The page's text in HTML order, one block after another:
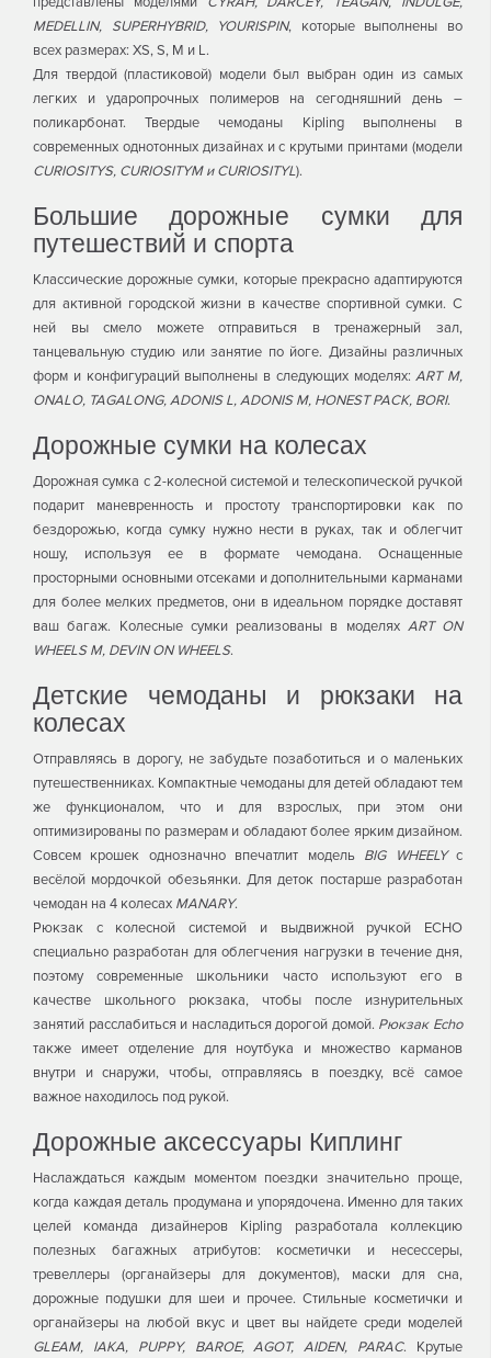
MEDELLIN, SUPERHYBRID, YOURISPIN, которые выполнены во
всех размерах: XS, S, M и L.
Для твердой (пластиковой) модели был выбран один из самых
легких и ударопрочных полимеров на сегодняшний день –
поликарбонат. Твердые чемоданы Kipling выполнены в
современных однотонных дизайнах и с крутыми принтами (модели
CURIOSITYS, CURIOSITYM и CURIOSITYL).
Большие дорожные сумки для
путешествий и спорта
Классические дорожные сумки, которые прекрасно адаптируются
для активной городской жизни в качестве спортивной сумки. С
ней вы смело можете отправиться в тренажерный зал,
танцевальную студию или занятие по йоге. Дизайны различных
форм и конфигураций выполнены в следующих моделях:ART M,
ONALO, TAGALONG, ADONIS L, ADONIS M, HONEST PACK, BORI.
Дорожные сумки на колесах
Дорожная сумка с 2-колесной системой и телескопической ручкой
подарит маневренность и простоту транспортировки как по
бездорожью, когда сумку нужно нести в руках, так и облегчит
ношу, используя ее в формате чемодана. Оснащенные
просторными основными отсеками и дополнительными карманами
для более мелких предметов, они в идеальном порядке доставят
ваш багаж. Колесные сумки реализованы в моделях ART ON
WHEELS M, DEVIN ON WHEELS.
Детские чемоданы и рюкзаки на
колесах
Отправляясь в дорогу, не забудьте позаботиться и о маленьких
путешественниках. Компактные чемоданы для детей обладают тем
же функционалом, что и для взрослых, при этом они
оптимизированы по размерам и обладают более ярким дизайном.
Совсем крошек однозначно впечатлит модель BIG WHEELYс
весёлой мордочкой обезьянки. Для деток постарше разработан
чемодан на 4 колесах MANARY.
Рюкзак с колесной системой и выдвижной ручкой ECHO
специально разработан для облегчения нагрузки в течение дня,
поэтому современные школьники часто используют его в
качестве школьного рюкзака, чтобы после изнурительных
занятий расслабиться и насладиться дорогой домой. Рюкзак Echo
также имеет отделение для ноутбука и множество карманов
внутри и снаружи, чтобы, отправляясь в поездку, всё самое
важное находилось под рукой.
Дорожные аксессуары Киплинг
Наслаждаться каждым моментом поездки значительно проще,
когда каждая деталь продумана и упорядочена. Именно для таких
целей команда дизайнеров Kipling разработала коллекцию
полезных багажных атрибутов: косметички и несессеры,
тревеллеры (органайзеры для документов), маски для сна,
дорожные подушки для шеи и прочее. Стильные косметички и
органайзеры на любой вкус и цвет вы найдете среди моделей
GLEAM, IAKA, PUPPY, BAROE, AGOT, AIDEN, PARAC. Крутые